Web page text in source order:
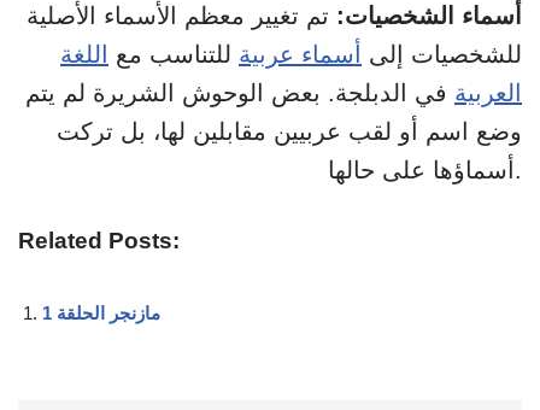
أسماء الشخصيات: تم تغيير معظم الأسماء الأصلية
للشخصيات إلى أسماء عربية للتناسب مع اللغة
العربية في الدبلجة. بعض الوحوش الشريرة لم يتم
وضع اسم أو لقب عربيين مقابلين لها، بل تركت
أسماؤها على حالها.
Related Posts:
مازنجر الحلقة 1